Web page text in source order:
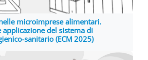
microimprese alimentari.
applicazione del sistema di
sanitario (ECM 2025)